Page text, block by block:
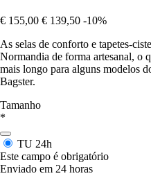
€ 155,00 € 139,50 -10%
As selas de conforto e tapetes-
Normandia de forma artesanal, o
mais longo para alguns modelos
Bagster.
Tamanho
*
TU 24h
Este campo é obrigatório
Enviado em 24 horas